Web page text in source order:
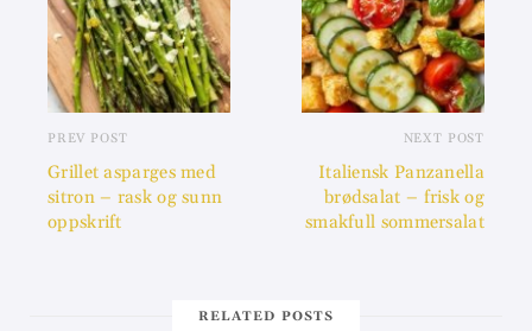
PREV POST
Grillet asparges med
sitron – rask og sunn
oppskrift
NEXT POST
Italiensk Panzanella
brødsalat – frisk og
smakfull sommersalat
RELATED POSTS